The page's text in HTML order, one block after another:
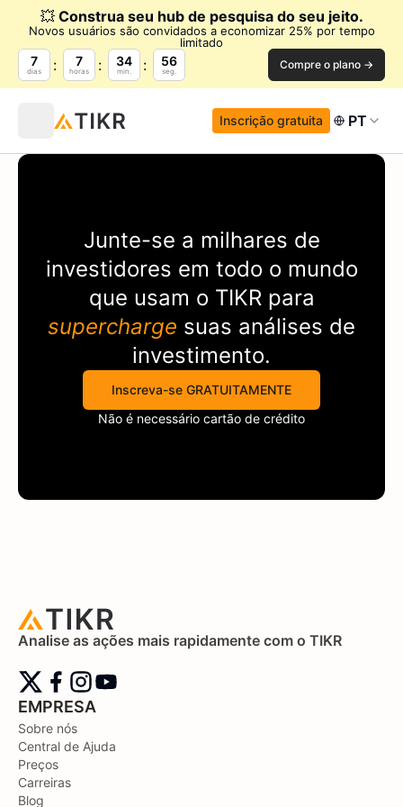
💥 Construa seu hub de pesquisa do seu jeito.
Novos usuários são convidados a economizar 25% por tempo
limitado
7
dias
7
horas
34
min.
56
seg. Compre o plano →
Inscrição gratuita PT
Junte-se a milhares de
investidores em todo o mundo
que usam o TIKRpara
supercharge suas análises de
investimento.
Inscreva-se GRATUITAMENTE
Não é necessário cartão de crédito
Analise as ações mais rapidamente com o TIKR
EMPRESA
Sobre nós
Central de Ajuda
Preços
Carreiras
Blog